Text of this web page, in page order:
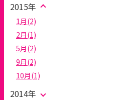
2015年
1月(2)
2月(1)
5月(2)
9月(2)
10月(1)
2014年